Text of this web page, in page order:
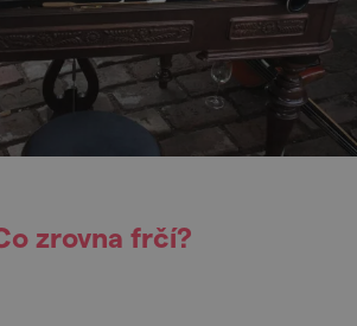
zrovna frčí?